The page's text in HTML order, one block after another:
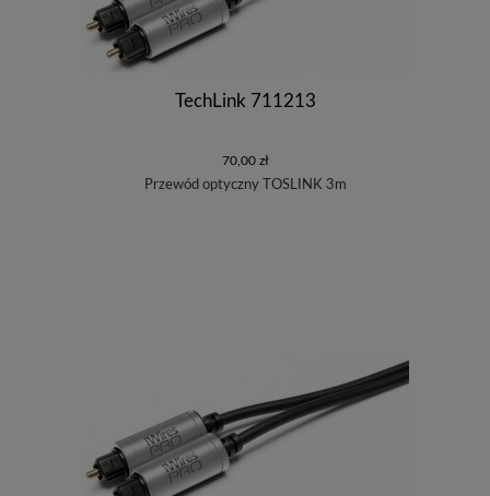
TechLink 711213
70,00 zł
Przewód optyczny TOSLINK 3m